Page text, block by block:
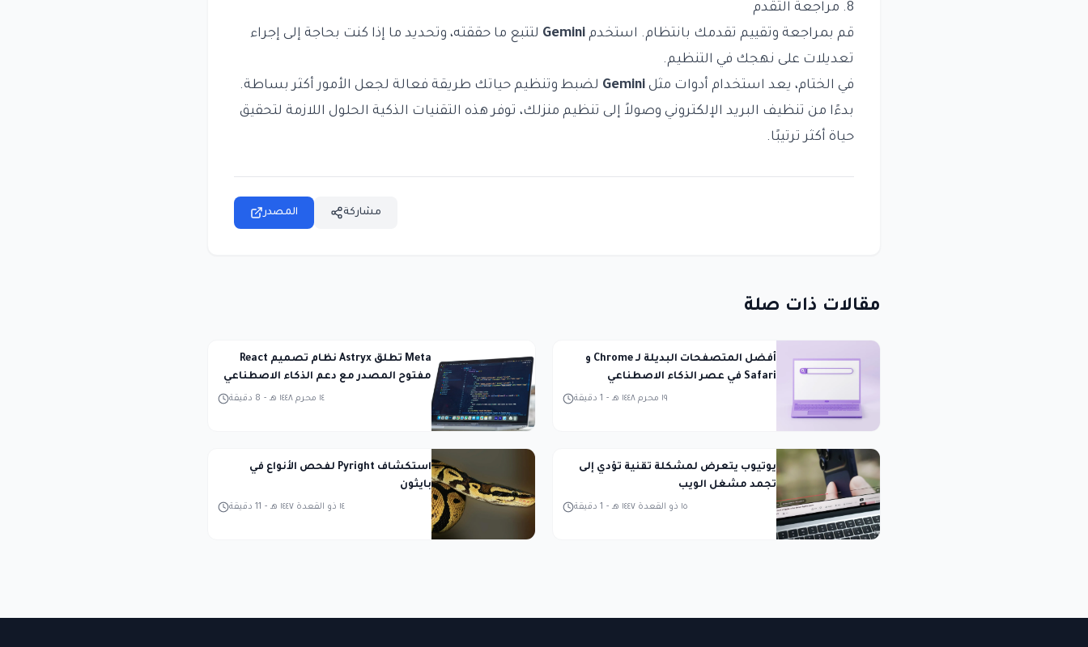
8. مراجعة التقدم
قم بمراجعة وتقييم تقدمك بانتظام. استخدم Gemini لتتبع ما حققته، وتحديد ما إذا كنت بحاجة إلى إجراء
تعديلات على نهجك في التنظيم.
في الختام، يعد استخدام أدوات مثل Gemini لضبط وتنظيم حياتك طريقة فعالة لجعل الأمور أكثر بساطة.
بدءًا من تنظيف البريد الإلكتروني وصولاً إلى تنظيم منزلك، توفر هذه التقنيات الذكية الحلول اللازمة لتحقيق
حياة أكثر ترتيبًا.
المصدر مشاركة
مقالات ذات صلة
أفضل المتصفحات البديلة لـ Chrome و
Safari في عصر الذكاء الاصطناعي
1 دقيقة - ١٩ محرم ١٤٤٨ هـ
Meta تطلق Astryx نظام تصميم React
مفتوح المصدر مع دعم الذكاء الاصطناعي
8 دقيقة - ١٤ محرم ١٤٤٨ هـ
يوتيوب يتعرض لمشكلة تقنية تؤدي إلى
تجمد مشغل الويب
1 دقيقة - ١٥ ذو القعدة ١٤٤٧ هـ
استكشاف Pyright لفحص الأنواع في
بايثون
11 دقيقة - ١٤ ذو القعدة ١٤٤٧ هـ